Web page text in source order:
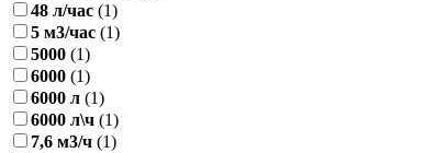
48 л/час (1)
5 м3/час (1)
5000 (1)
6000 (1)
6000 л (1)
6000 л\ч (1)
7,6 м3​/ч (1)